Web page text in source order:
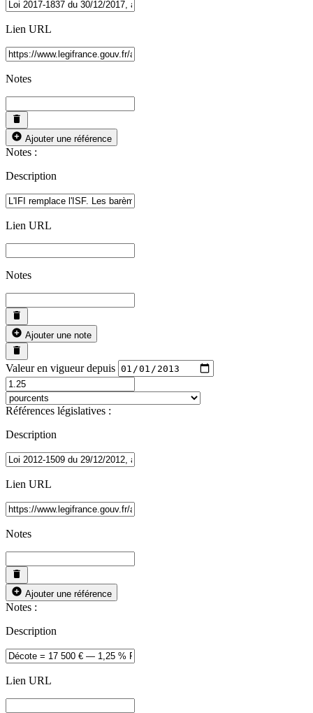
Lien URL
Notes
Ajouter une référence
Notes :
Description
Lien URL
Notes
Ajouter une note
Valeur en vigueur depuis
Références législatives :
Description
Lien URL
Notes
Ajouter une référence
Notes :
Description
Lien URL